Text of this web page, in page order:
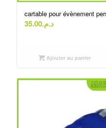
cartable pour évènement
د.م.35.00
Ajouter au panier